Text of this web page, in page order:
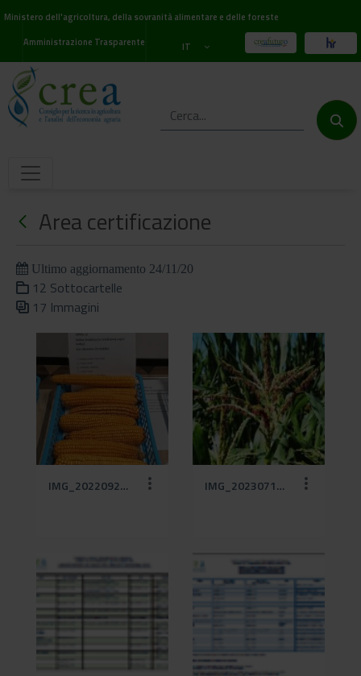
Ministero dell'agricoltura, della sovranità alimentare e delle foreste
Amministrazione Trasparente
IT
Area certificazione
Ultimo aggiornamento 24/11/20
12 Sottocartelle
17 Immagini
IMG_20220928_155950_resized_20240619_094211578_1.jpg IMG_20230717_110704_resized_20240619_093842161.jpg